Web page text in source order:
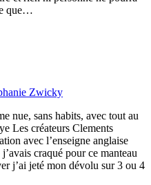
que…
Zwicky
nue, sans habits, avec tout au
Les créateurs Clements
avec l’enseigne anglaise
craqué pour ce manteau
j’ai jeté mon dévolu sur 3 ou 4